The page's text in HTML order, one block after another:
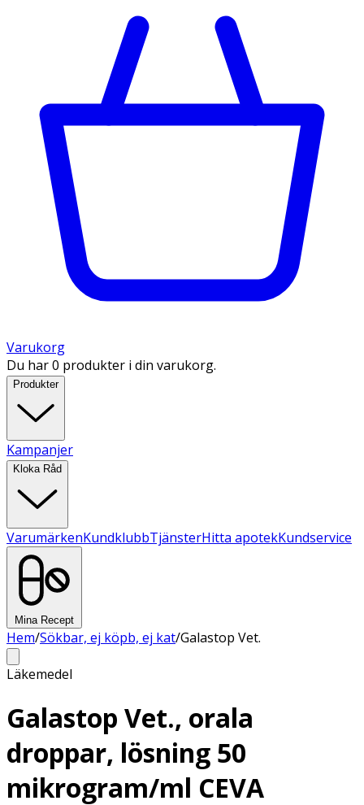
Varukorg
Du har 0 produkter i din varukorg.
Produkter
Kampanjer
Kloka Råd
VarumärkenKundklubbTjänsterHitta apotekKundservice
Mina Recept
Hem/Sökbar, ej köpb, ej kat/Galastop Vet.
Läkemedel
Galastop Vet., orala
droppar, lösning 50
mikrogram/ml CEVA